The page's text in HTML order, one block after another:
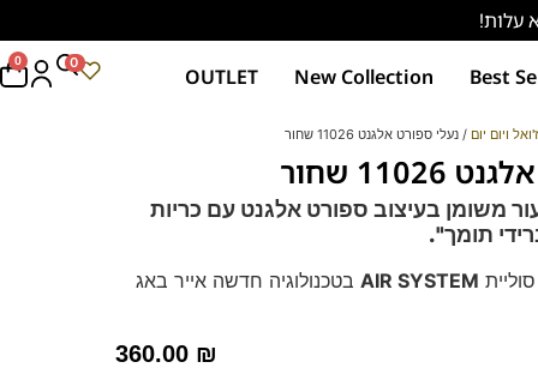
Best
New Collection
OUTLET
0 0
ויום יום / נעלי ספורט אלגנט 11026 שחור
שחור
משומן בעיצוב ספורט אלגנט עם כריות
תומך".
AIR SYSTEM בטכנולוגיה חדשה אייר באג
360.00 ₪